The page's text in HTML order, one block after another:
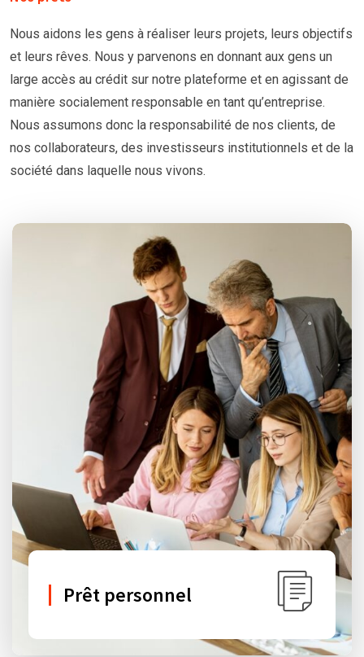
Nous aidons les gens à réaliser leurs projets, leurs objectifs
et leurs rêves. Nous y parvenons en donnant aux gens un
large accès au crédit sur notre plateforme et en agissant de
manière socialement responsable en tant qu’entreprise.
Nous assumons donc la responsabilité de nos clients, de
nos collaborateurs, des investisseurs institutionnels et de la
société dans laquelle nous vivons.
Prêt personnel